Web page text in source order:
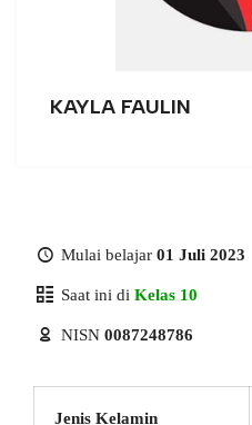
KAYLA FAULIN
Mulai belajar 01 Juli 2023
Saat ini di Kelas 10
NISN 0087248786
Jenis Kelamin